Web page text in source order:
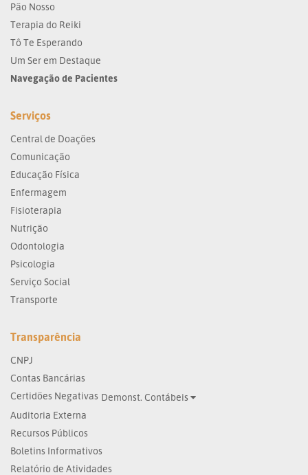
Pão Nosso
Terapia do Reiki
Tô Te Esperando
Um Ser em Destaque
Navegação de Pacientes
Serviços
Central de Doações
Comunicação
Educação Física
Enfermagem
Fisioterapia
Nutrição
Odontologia
Psicologia
Serviço Social
Transporte
Transparência
CNPJ
Contas Bancárias
Certidões Negativas Demonst. Contábeis
Auditoria Externa
Recursos Públicos
Boletins Informativos
Relatório de Atividades